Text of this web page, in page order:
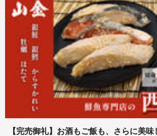
【完売御礼】お酒もご飯も、さらに美